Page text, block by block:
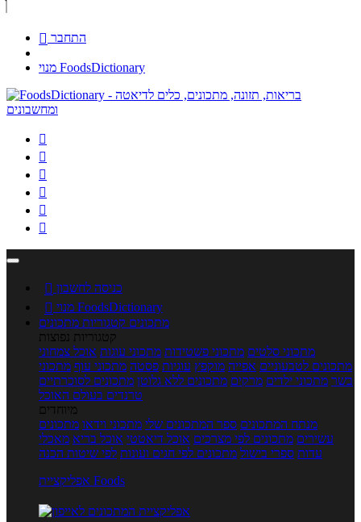
 התחבר
מנוי FoodsDictionary






 כניסה לחשבון

מנוי FoodsDictionary
מתכונים קטגוריות מתכונים
קטגוריות נפוצות
מתכוני סלטים מתכוני פשטידות מתכוני עוגות אוכל צמחוני
מתכונים לטבעוניים אפייה מוקפץ עוגיות פסטה מתכוני עוף מתכוני
בשר מתכוני ילדים מרקים מתכונים ללא גלוטן מתכונים לסוכרתיים
טרנדים בעולם האוכל
מיוחדים
מנתח המתכונים ספר המתכונים שלי מתכוני וידאו מתכונים
עשירים מתכונים לפי מצרכים אוכל דיאטטי אוכל בריא מאכלי
עדות ספרי בישול מתכונים לפי חגים ועונות לפי שיטות הכנה
אפליקציית Foods